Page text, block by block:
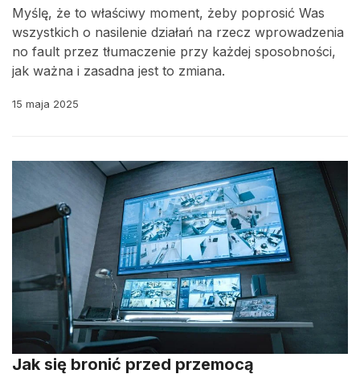
Myślę, że to właściwy moment, żeby poprosić Was
wszystkich o nasilenie działań na rzecz wprowadzenia
no fault przez tłumaczenie przy każdej sposobności,
jak ważna i zasadna jest to zmiana.
15 maja 2025
Jak się bronić przed przemocą